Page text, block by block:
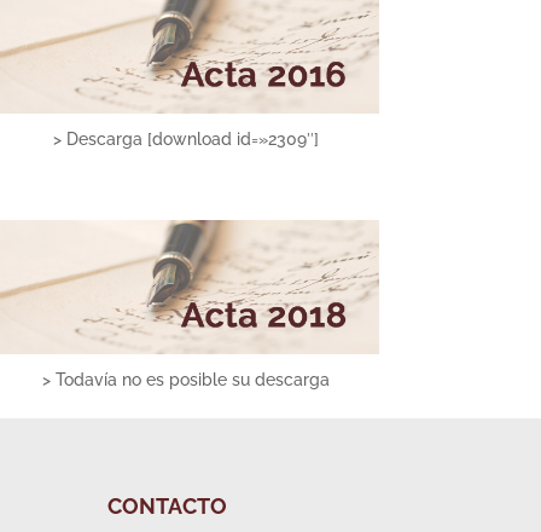
> Descarga [download id=»2309″]
> Todavía no es posible su descarga
CONTACTO